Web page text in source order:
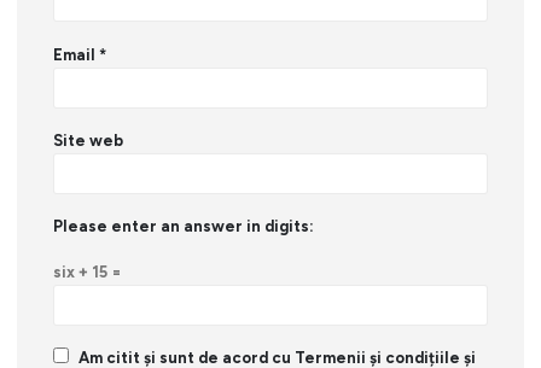
Email *
Site web
Please enter an answer in digits:
six + 15 =
Am citit și sunt de acord cu Termenii și condițiile și